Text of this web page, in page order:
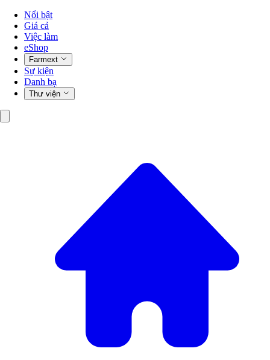
Nổi bật
Giá cả
Việc làm
eShop
Farmext
Sự kiện
Danh bạ
Thư viện